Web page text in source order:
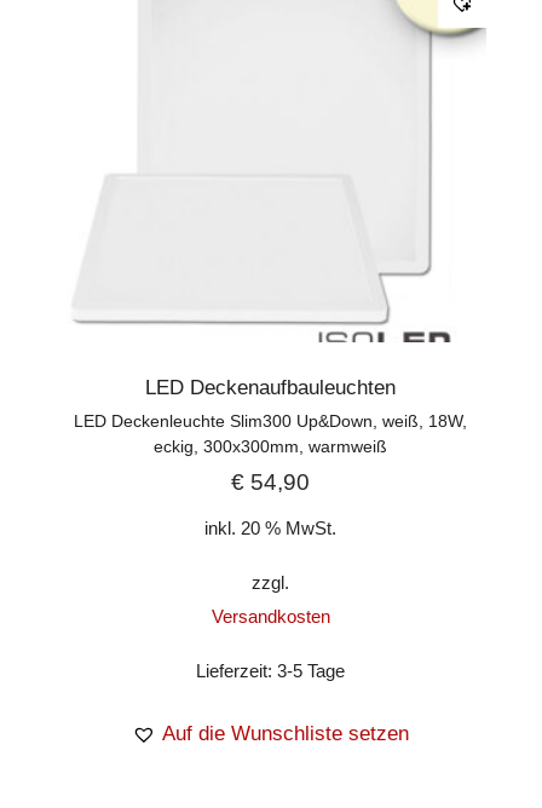
LED Deckenaufbauleuchten
LED Deckenleuchte Slim300 Up&Down, weiß, 18W,
eckig, 300x300mm, warmweiß
€ 54,90
inkl. 20 % MwSt.
zzgl.
Versandkosten
Lieferzeit:3-5 Tage
Auf die Wunschliste setzen